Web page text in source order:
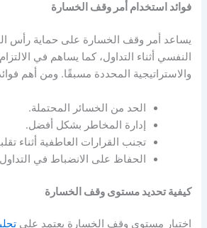
فوائد استخدام أمر وقف الخسارة
يساعد أمر وقف الخسارة على حماية رأس
النفسي أثناء التداول، كما يساهم في
والاستراتيجية المحددة مسبقًا. ومن أهم
الحد من الخسائر المحتملة.
إدارة المخاطر بشكل أفضل.
تجنب القرارات العاطفية أثناء
الحفاظ على الانضباط في التداول.
كيفية تحديد مستوى وقف الخسارة
اختيار مستوى وقف الخسارة يعتمد على